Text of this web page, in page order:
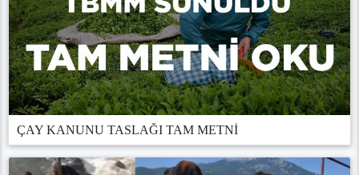
ÇAY KANUNU TASLAĞI TAM METNİ